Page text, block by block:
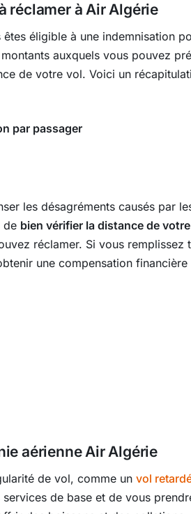
réclamer à Air Algérie
éligible à une indemnisation
auxquels vous pouvez
de votre vol. Voici un
par passager
les désagréments causés par
de bien vérifier la distance de
réclamer. Si vous remplissez
une compensation
aérienne Air Algérie
de vol, comme un vol
de base et de vous